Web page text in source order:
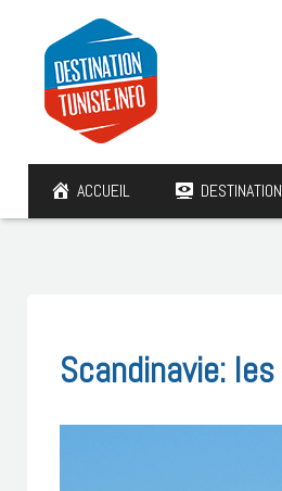
ACCUEIL
Scandinavie: